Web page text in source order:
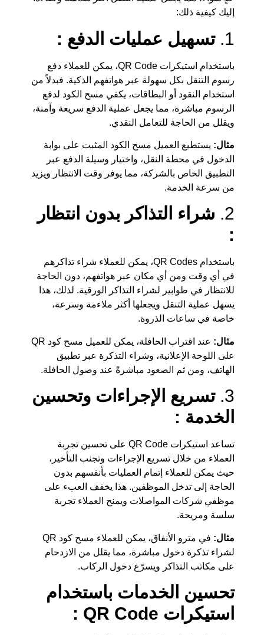
إليك كيفية ذلك:
1. تسهيل عمليات الدفع :
باستخدام استيكرات QR Code، يمكن للعملاء دفع
رسوم التنقل بكل سهولة عبر هواتفهم الذكية. فبدلاً من
استخدام النقود أو البطاقات، يكفي مسح الكود لدفع
الرسوم مباشرة، مما يجعل عملية الدفع سريعة وآمنة،
ويقلل من الحاجة للتعامل النقدي.
مثال: يستطيع العميل مسح الكود المثبت على بوابة
الدخول في محطة النقل، واختيار وسيلة الدفع عبر
التطبيق الخاص بالشركة، مما يوفر وقت الانتظار ويزيد
من سرعة الخدمة.
2. شراء التذاكر بدون انتظار
:
باستخدام QR Codes، يمكن للعملاء شراء تذاكرهم
في أي وقت ومن أي مكان عبر هواتفهم، دون الحاجة
للانتظار في طوابير لشراء التذاكر الورقية. لذلك، هذا
يسهل عملية التنقل ويجعلها أكثر ملاءمة وسرعة،
خاصة في ساعات الذروة.
مثال:
عند اقتراب الحافلة، يمكن للعميل مسح كود QR
على اللوحة الإعلانية، وشراء التذكرة عبر تطبيق
الهاتف، ومن ثم الصعود مباشرةً عند وصول الحافلة.
3. تسريع الإجراءات وتحسين
الخدمة :
تساعد استيكرات QR Code على تحسين تجربة
العملاء من خلال تسريع الإجراءات وتجنب التأخير،
حيث يمكن للعملاء إتمام العمليات بأنفسهم بدون
الحاجة إلى تدخل الموظفين. هذا يخفف العبء على
موظفي شركات المواصلات ويمنح العملاء تجربة
سلسة ومريحة.
مثال:
في مترو الأنفاق، يمكن للعملاء مسح كود QR
لشراء تذكرة دخول مباشرة، مما يقلل من الازدحام
على مكاتب التذاكر ويسرّع دخول الركاب.
تحسين الخدمات باستخدام
استيكرات QR Code :